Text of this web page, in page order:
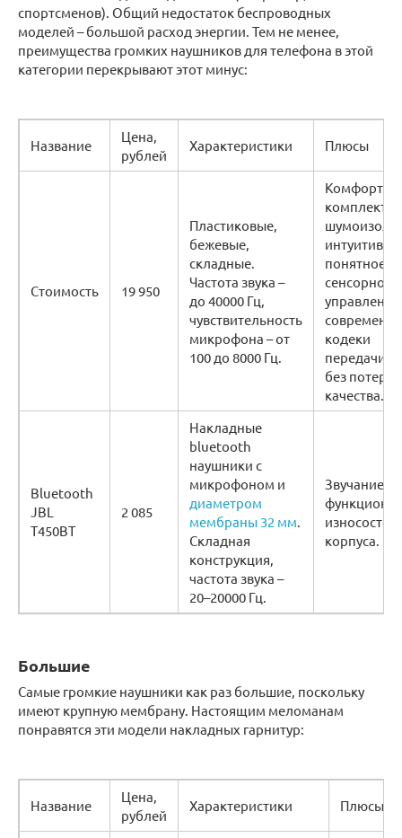
спортсменов). Общий недостаток беспроводных
моделей – большой расход энергии. Тем не менее,
преимущества громких наушников для телефона в этой
категории перекрывают этот минус:
Название
Цена,
рублей
Характеристики Плюсы
Стоимость 19 950
Пластиковые,
бежевые,
складные.
Частота звука –
до 40000 Гц,
чувствительность
микрофона – от
100 до 8000 Гц.
Комфорт,
интуитивно
понятное
сенсорное
кодеки
передачи
без потери
качества.
Bluetooth
JBL
T450BT
2 085
Накладные
bluetooth
наушники с
микрофоном и
диаметром
мембраны 32 мм.
Складная
конструкция,
частота звука –
20–20000 Гц.
Звучание,
корпуса.
Большие
Самые громкие наушники как раз большие, поскольку
имеют крупную мембрану. Настоящим меломанам
понравятся эти модели накладных гарнитур:
Название
Цена,
рублей
Характеристики Плюсы